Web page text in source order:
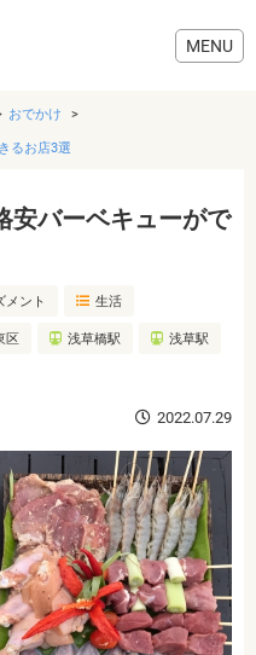
おでかけ
るお店3選
安バーベキューがで
メント 生活
区 浅草橋駅 浅草駅
2022.07.29